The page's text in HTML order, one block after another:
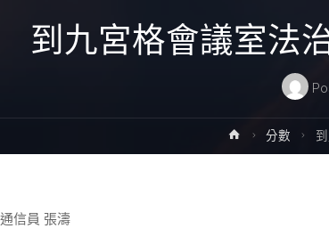
到九宮格會議室法
Home分數
信員 張濤